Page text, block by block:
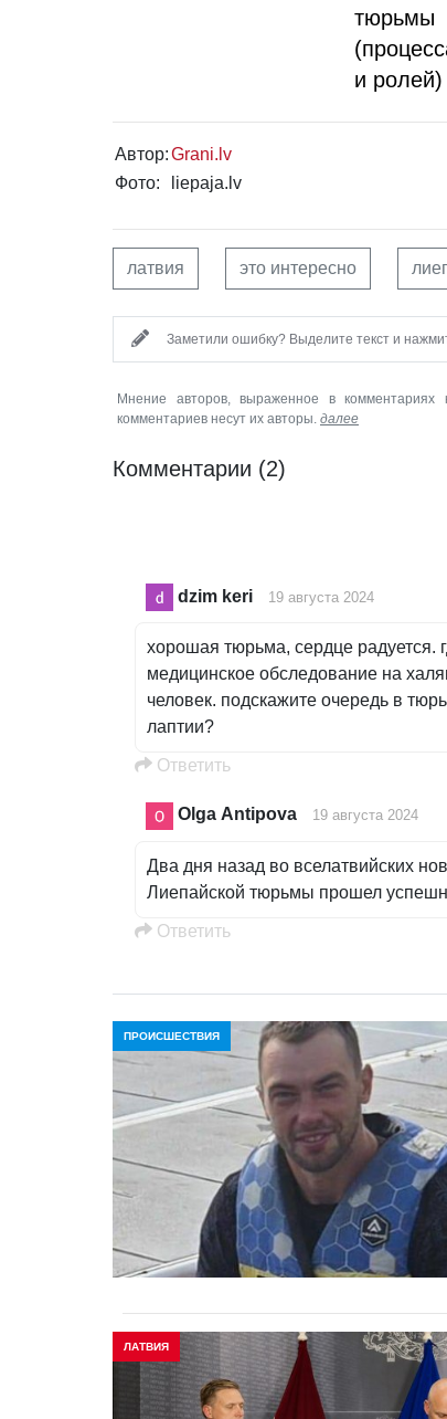
тюрьмы
и
Автор:Grani.lv
Фото:
liepaja.lv
латвия это интересно
Заметили ошибку? Выделите текст и
Мнение авторов, выраженное в комментариях
комментариев несут их авторы. далее
Комментарии (2)
dzim keri 19 августа 2024
хорошая тюрьма, сердце радуется.
медицинское обследование на
человек. подскажите очередь в
лаптии?
Oтветить
Olga Antipova 19 августа 2024
Два дня назад во вселатвийских
Лиепайской тюрьмы прошел
Oтветить
ПРОИСШЕСТВИЯ
ЛАТВИЯ